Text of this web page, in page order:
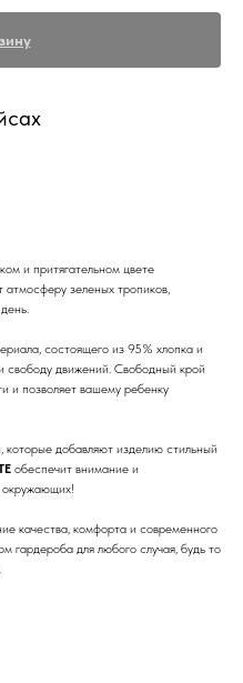
и притягательном цвете
атмосферу зеленых тропиков,
состоящего из 95% хлопка и
свободу движений. Свободный крой
и позволяет вашему ребенку
добавляют изделию стильный
обеспечит внимание и
качества, комфорта и современного
гардероба для любого случая, будь то